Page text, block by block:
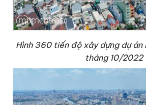
Hình 360 tiến độ xây dựng dự án
tháng 10/2022